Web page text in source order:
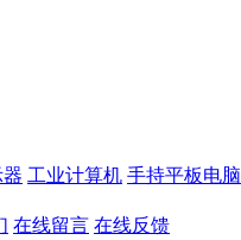
工业计算机 手持平板电脑
在线留言 在线反馈